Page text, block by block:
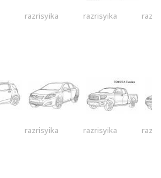
razrisyika razrisyika
razrisyika razrisyika